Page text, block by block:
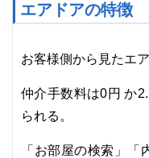
エアドアの特徴
お客様側から見たエ
仲介手数料は0円 か
られる。
「お部屋の検索」「